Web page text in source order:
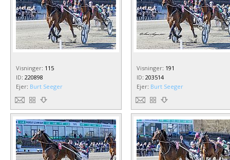
Visninger: 115
ID: 220898
Ejer: Burt Seeger
Visninger: 191
ID: 203514
Ejer: Burt Seeger